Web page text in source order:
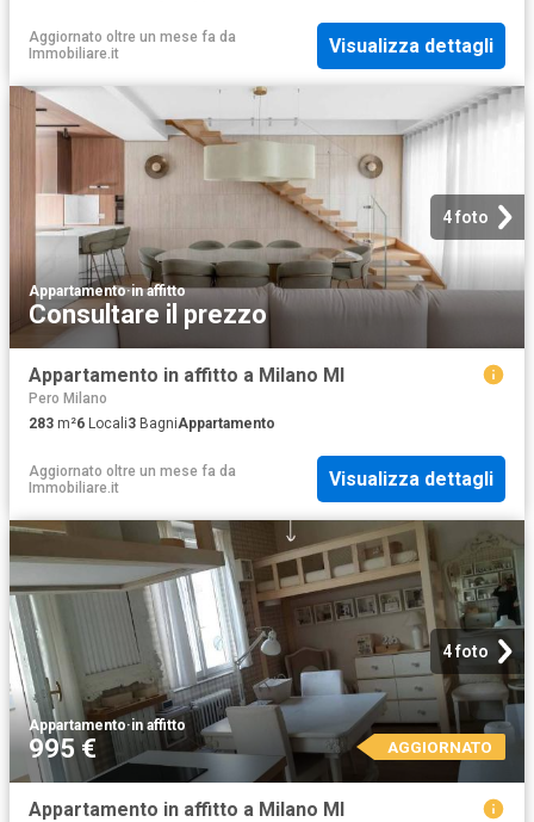
Aggiornato oltre un mese fa da
Immobiliare.it
Visualizza dettagli
4 foto
Appartamento·in affitto
Consultare il prezzo
Appartamento in affitto a Milano MI
Pero Milano
283 m²6 Locali3 BagniAppartamento
Aggiornato oltre un mese fa da
Immobiliare.it
Visualizza dettagli
4 foto
Appartamento·in affitto
995 € AGGIORNATO
Appartamento in affitto a Milano MI